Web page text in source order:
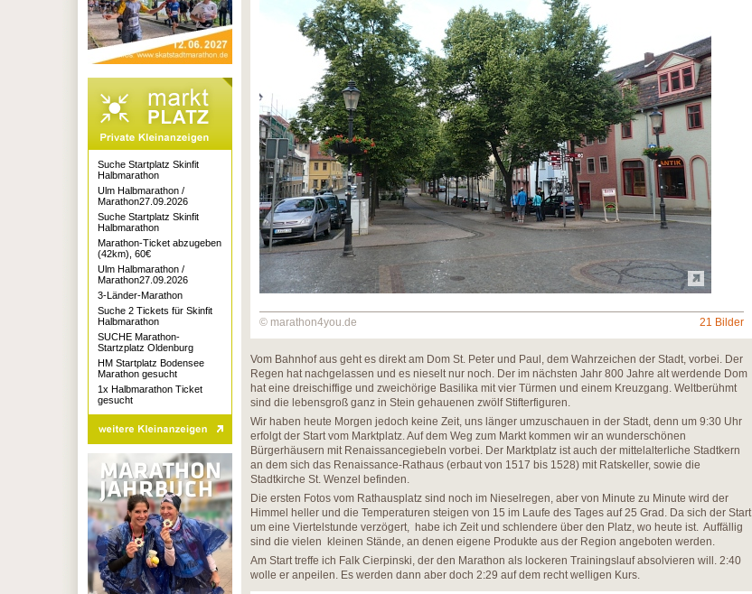
© marathon4you.de 21 Bilder
Vom Bahnhof aus geht es direkt am Dom St. Peter und Paul, dem Wahrzeichen der Stadt, vorbei. Der
Regen hat nachgelassen und es nieselt nur noch. Der im nächsten Jahr 800 Jahre alt werdende Dom
hat eine dreischiffige und zweichörige Basilika mit vier Türmen und einem Kreuzgang. Weltberühmt
sind die lebensgroß ganz in Stein gehauenen zwölf Stifterfiguren.
Wir haben heute Morgen jedoch keine Zeit, uns länger umzuschauen in der Stadt, denn um 9:30 Uhr
erfolgt der Start vom Marktplatz. Auf dem Weg zum Markt kommen wir an wunderschönen
Bürgerhäusern mit Renaissancegiebeln vorbei. Der Marktplatz ist auch der mittelalterliche Stadtkern
an dem sich das Renaissance-Rathaus (erbaut von 1517 bis 1528) mit Ratskeller, sowie die
Stadtkirche St. Wenzel befinden.
Die ersten Fotos vom Rathausplatz sind noch im Nieselregen, aber von Minute zu Minute wird der
Himmel heller und die Temperaturen steigen von 15 im Laufe des Tages auf 25 Grad. Da sich der Start
um eine Viertelstunde verzögert, habe ich Zeit und schlendere über den Platz, wo heute ist. Auffällig
sind die vielen kleinen Stände, an denen eigene Produkte aus der Region angeboten werden.
Am Start treffe ich Falk Cierpinski, der den Marathon als lockeren Trainingslauf absolvieren will. 2:40
wolle er anpeilen. Es werden dann aber doch 2:29 auf dem recht welligen Kurs.
Suche Startplatz Skinfit
Halbmarathon
Ulm Halbmarathon /
Marathon27.09.2026
Suche Startplatz Skinfit
Halbmarathon
Marathon-Ticket abzugeben
(42km), 60€
Ulm Halbmarathon /
Marathon27.09.2026
3-Länder-Marathon
Suche 2 Tickets für Skinfit
Halbmarathon
SUCHE Marathon-
Startzplatz Oldenburg
HM Startplatz Bodensee
Marathon gesucht
1x Halbmarathon Ticket
gesucht